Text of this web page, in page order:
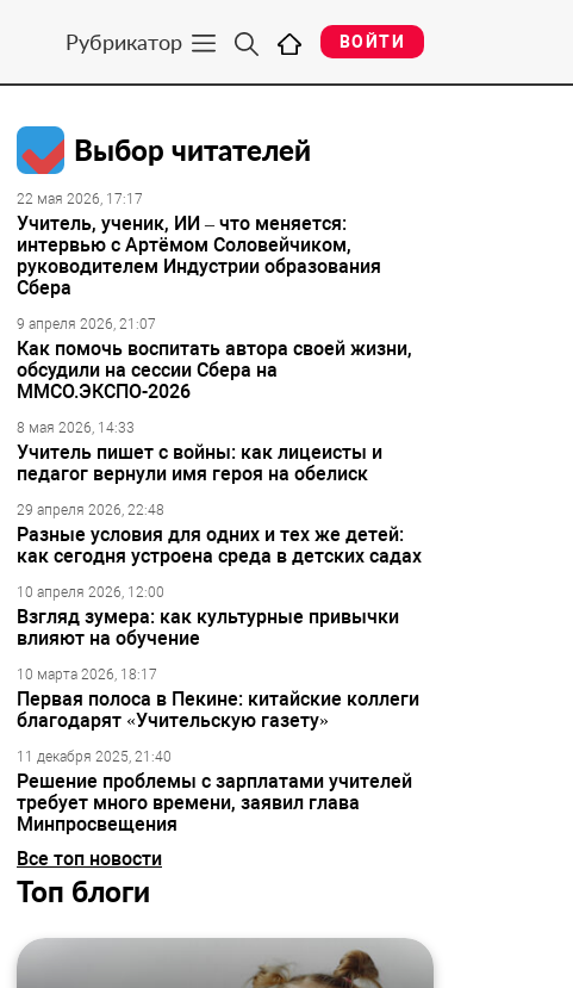
Рубрикатор ВОЙТИ
Выбор читателей
22 мая 2026, 17:17
Учитель, ученик, ИИ – что меняется:
интервью с Артёмом Соловейчиком,
руководителем Индустрии образования
Сбера
9 апреля 2026, 21:07
Как помочь воспитать автора своей жизни,
обсудили на сессии Сбера на
ММСО.ЭКСПО-2026
8 мая 2026, 14:33
Учитель пишет с войны: как лицеисты и
педагог вернули имя героя на обелиск
29 апреля 2026, 22:48
Разные условия для одних и тех же детей:
как сегодня устроена среда в детских садах
10 апреля 2026, 12:00
Взгляд зумера: как культурные привычки
влияют на обучение
10 марта 2026, 18:17
Первая полоса в Пекине: китайские коллеги
благодарят «Учительскую газету»
11 декабря 2025, 21:40
Решение проблемы с зарплатами учителей
требует много времени, заявил глава
Минпросвещения
Все топ новости
Топ блоги